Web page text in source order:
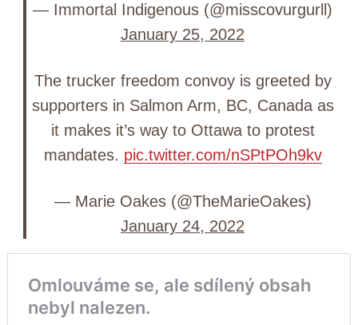
— Immortal Indigenous (@misscovurgurll)
January 25, 2022
The trucker freedom convoy is greeted by
supporters in Salmon Arm, BC, Canada as
it makes it’s way to Ottawa to protest
mandates. pic.twitter.com/nSPtPOh9kv
— Marie Oakes (@TheMarieOakes)
January 24, 2022